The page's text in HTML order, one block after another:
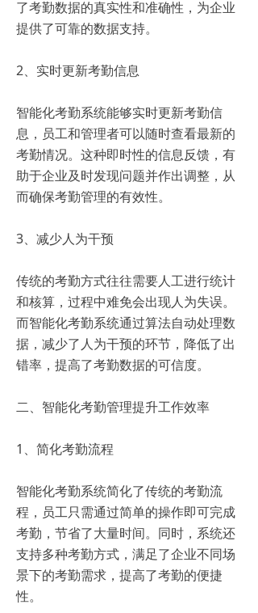
了考勤数据的真实性和准确性，为企业
提供了可靠的数据支持。
2、实时更新考勤信息
智能化考勤系统能够实时更新考勤信
息，员工和管理者可以随时查看最新的
考勤情况。这种即时性的信息反馈，有
助于企业及时发现问题并作出调整，从
而确保考勤管理的有效性。
3、减少人为干预
传统的考勤方式往往需要人工进行统计
和核算，过程中难免会出现人为失误。
而智能化考勤系统通过算法自动处理数
据，减少了人为干预的环节，降低了出
错率，提高了考勤数据的可信度。
二、智能化考勤管理提升工作效率
1、简化考勤流程
智能化考勤系统简化了传统的考勤流
程，员工只需通过简单的操作即可完成
考勤，节省了大量时间。同时，系统还
支持多种考勤方式，满足了企业不同场
景下的考勤需求，提高了考勤的便捷
性。